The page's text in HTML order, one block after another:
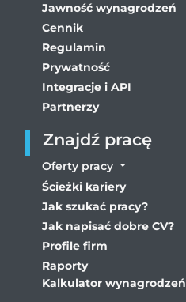
Jawność wynagrodzeń
Cennik
Regulamin
Prywatność
Integracje i API
Partnerzy
Znajdź pracę
Oferty pracy
Ścieżki kariery
Jak szukać pracy?
Jak napisać dobre CV?
Profile firm
Raporty
Kalkulator wynagrodzeń